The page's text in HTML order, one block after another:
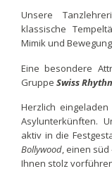
Unsere
klassische
Mimik und
Eine besondere
Gruppe Swiss
Herzlich
Asylunterkünften.
aktiv in die
Bollywood, einen süd
Ihnen stolz